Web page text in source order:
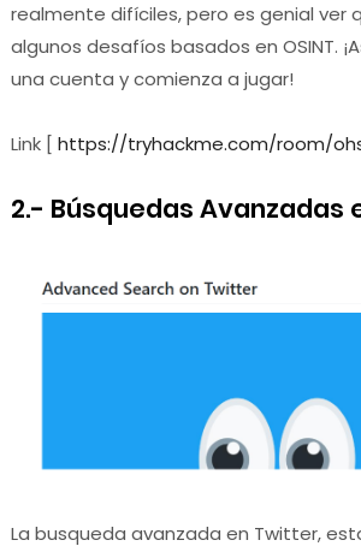
realmente difíciles, pero es genial ver
algunos desafíos basados en OSINT.
una cuenta y comienza a jugar!
Link [ https://tryhackme.com/room/
2.- Búsquedas Avanzadas
La busqueda avanzada en Twitter,